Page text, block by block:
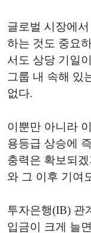
글로벌 시장에
하는 것도 중요
서도 상당 기일
그룹 내 속해 있
없다.
이뿐만 아니라
용등급 상승에
충력은 확보되
와 그 이후 기여
투자은행(IB) 관
입금이 크게 늘